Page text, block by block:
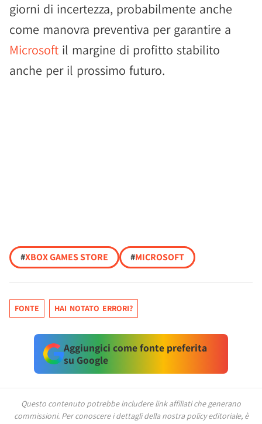
giorni di incertezza, probabilmente anche
come manovra preventiva per garantire a
Microsoft il margine di profitto stabilito
anche per il prossimo futuro.
#XBOX GAMES STORE #MICROSOFT
FONTE HAI NOTATO ERRORI?
Aggiungici come fonte preferita
su Google
Questo contenuto potrebbe includere link affiliati che generano
commissioni. Per conoscere i dettagli della nostra policy editoriale, è